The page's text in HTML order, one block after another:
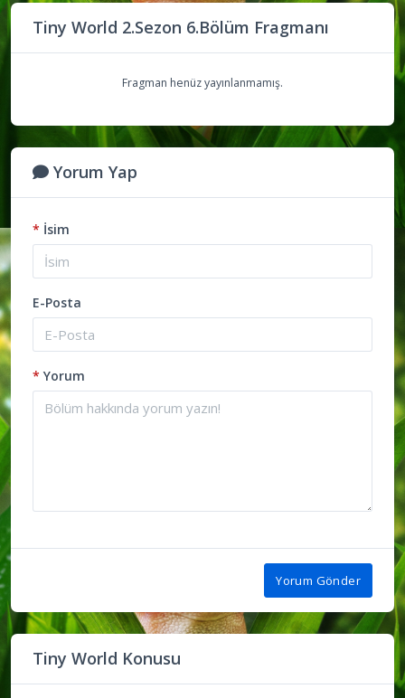
Tiny World 2.Sezon 6.Bölüm Fragmanı
Fragman henüz yayınlanmamış.
Yorum Yap
* İsim
E-Posta
* Yorum
Yorum Gönder
Tiny World Konusu